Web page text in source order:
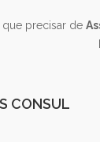
que precisar de
CONSUL